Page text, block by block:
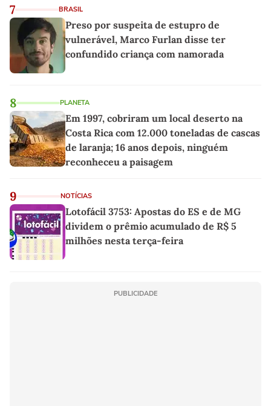
7 BRASIL
Preso por suspeita de estupro de
vulnerável, Marco Furlan disse ter
confundido criança com namorada
8 PLANETA
Em 1997, cobriram um local deserto na
Costa Rica com 12.000 toneladas de cascas
de laranja; 16 anos depois, ninguém
reconheceu a paisagem
9 NOTÍCIAS
Lotofácil 3753: Apostas do ES e de MG
dividem o prêmio acumulado de R$ 5
milhões nesta terça-feira
PUBLICIDADE